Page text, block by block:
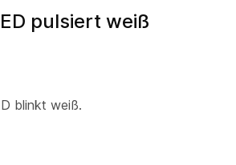
pulsiert weiß
blinkt weiß.